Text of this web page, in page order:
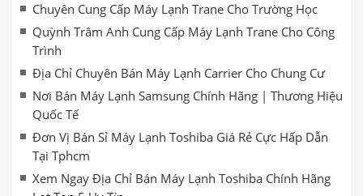
Chuyên Cung Cấp Máy Lạnh Trane Cho Trường Học
Quỳnh Trâm Anh Cung Cấp Máy Lạnh Trane Cho Công
Trình
Địa Chỉ Chuyên Bán Máy Lạnh Carrier Cho Chung Cư
Nơi Bán Máy Lạnh Samsung Chính Hãng | Thương Hiệu
Quốc Tế
Đơn Vị Bán Sỉ Máy Lạnh Toshiba Giá Rẻ Cực Hấp Dẫn
Tại Tphcm
Xem Ngay Địa Chỉ Bán Máy Lạnh Toshiba Chính Hãng